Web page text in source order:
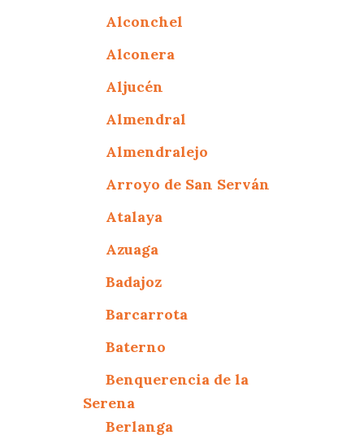
Alconchel
Alconera
Aljucén
Almendral
Almendralejo
Arroyo de San Serván
Atalaya
Azuaga
Badajoz
Barcarrota
Baterno
Benquerencia de la
Serena
Berlanga